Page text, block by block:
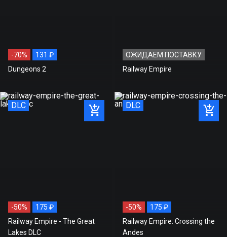
-70%
131 ₽
Dungeons 2
ОЖИДАЕМ ПОСТАВКУ
Railway Empire
DLC
-50%
175 ₽
Railway Empire - The Great
Lakes DLC
DLC
-50%
175 ₽
Railway Empire: Crossing the
Andes